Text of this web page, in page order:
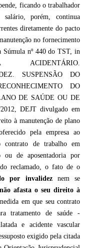
ficando o trabalhador
porém, continua
diretamente do pacto
no fornecimento
Súmula nº 440 do TST, in
ACIDENTÁRIO.
SUSPENSÃO DO
DO
DE SAÚDE OU DE
DEJT divulgado em
à manutenção de plano
pela empresa ao
contrato de trabalho em
ou de aposentadoria por
reclamado, o fato de o
por invalidez nem se
não afasta o seu direito à
em que seu contrato
tratamento de saúde -
e acidente vascular
exigido pela citada